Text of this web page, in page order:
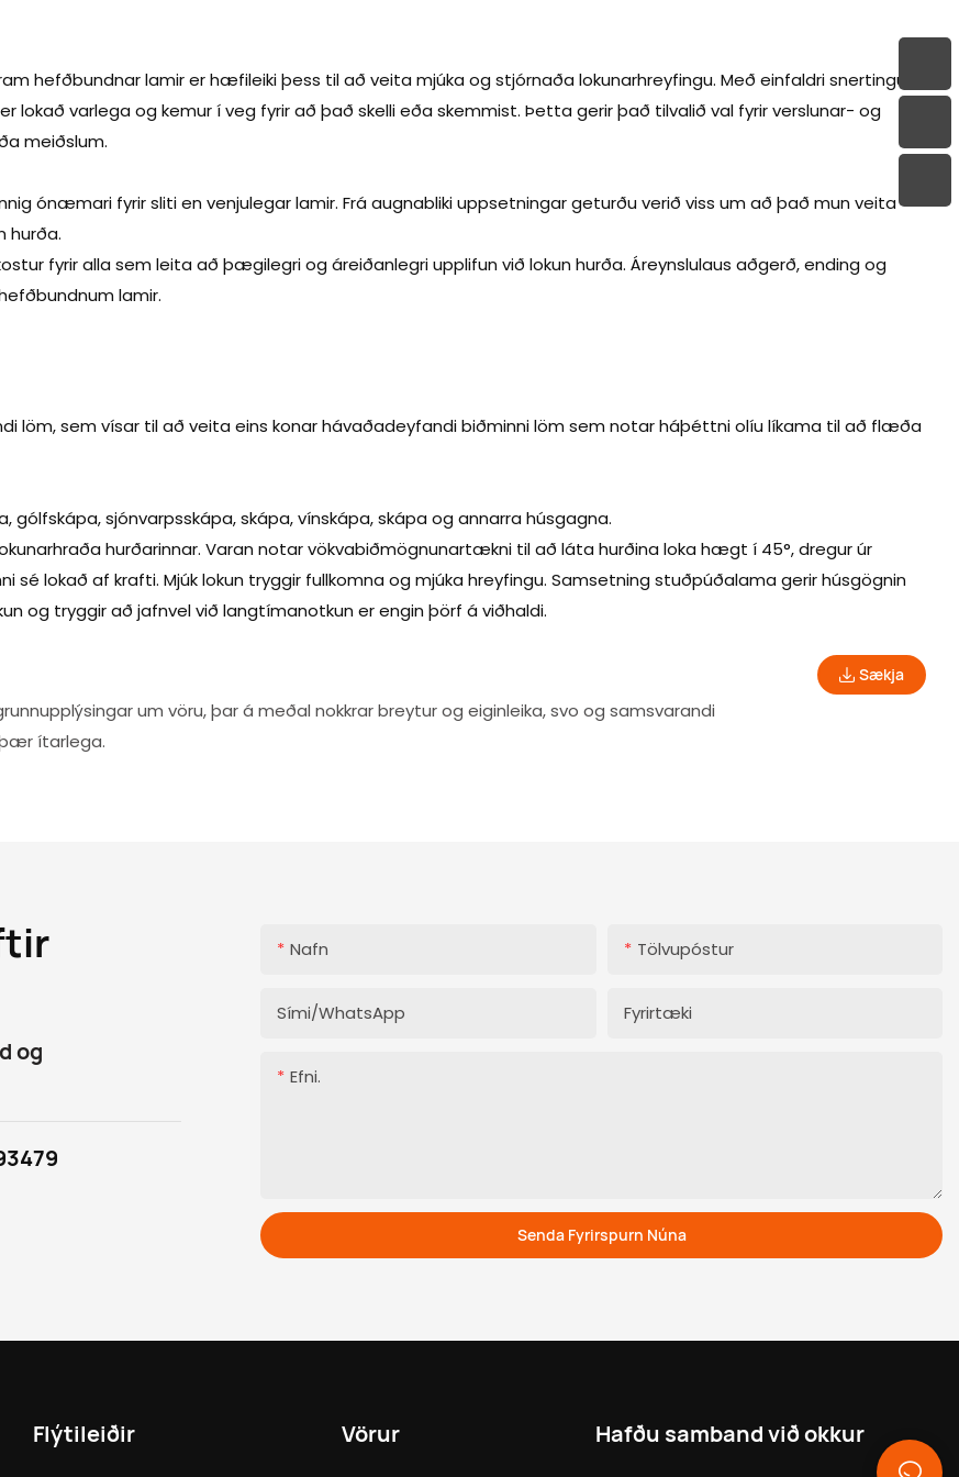
hefðbundnar lamir er hæfileiki þess til að veita mjúka og stjórnaða lokunarhreyfingu. Með einfaldri snertingu
lokað varlega og kemur í veg fyrir að það skelli eða skemmist. Þetta gerir það tilvalið val fyrir verslunar- og
meiðslum.
ónæmari fyrir sliti en venjulegar lamir. Frá augnabliki uppsetningar geturðu verið viss um að það mun veita
hurða.
fyrir alla sem leita að þægilegri og áreiðanlegri upplifun við lokun hurða. Áreynslulaus aðgerð, ending og
lamir.
löm, sem vísar til að veita eins konar hávaðadeyfandi biðminni löm sem notar háþéttni olíu líkama til að flæða
sjónvarpsskápa, skápa, vínskápa, skápa og annarra húsgagna.
hurðarinnar. Varan notar vökvabiðmögnunartækni til að láta hurðina loka hægt í 45°, dregur úr
lokað af krafti. Mjúk lokun tryggir fullkomna og mjúka hreyfingu. Samsetning stuðpúðalama gerir húsgögnin
og tryggir að jafnvel við langtímanotkun er engin þörf á viðhaldi.
um vöru, þar á meðal nokkrar breytur og eiginleika, svo og samsvarandi
ítarlega.
Sækja
og
Nafn Tölvupóstur
Sími/WhatsApp Fyrirtæki
Efni.
Senda Fyrirspurn Núna
Flýtileiðir Vörur Hafðu samband við okkur